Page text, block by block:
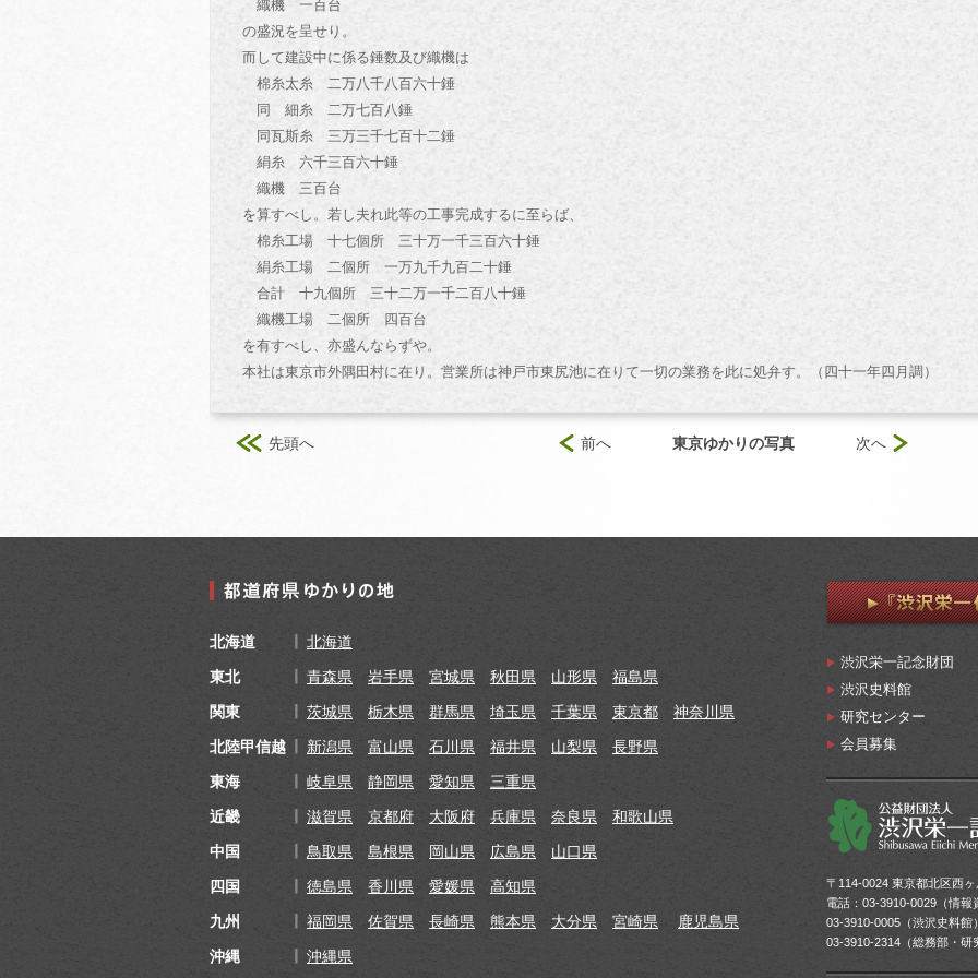
織機 一百台
の盛況を呈せり。
而して建設中に係る錘数及び織機は
棉糸太糸 二万八千八百六十錘
同 細糸 二万七百八錘
同瓦斯糸 三万三千七百十二錘
絹糸 六千三百六十錘
織機 三百台
を算すべし。若し夫れ此等の工事完成するに至らば、
棉糸工場 十七個所 三十万一千三百六十錘
絹糸工場 二個所 一万九千九百二十錘
合計 十九個所 三十二万一千二百八十錘
織機工場 二個所 四百台
を有すべし、亦盛んならずや。
本社は東京市外隅田村に在り。営業所は神戸市東尻池に在りて一切の業務を此に処弁す。（四十一年四月調）
先頭へ 前へ 東京ゆかりの写真 次へ
北海道
北海道
東北
青森県 岩手県 宮城県 秋田県 山形県
福島県
関東
茨城県 栃木県 群馬県 埼玉県 千葉県 東京都
神奈川県
北陸甲信越
新潟県 富山県 石川県 福井県 山梨県
長野県
東海
岐阜県 静岡県 愛知県
三重県
近畿
滋賀県 京都府 大阪府 兵庫県 奈良県
和歌山県
中国
鳥取県 島根県 岡山県 広島県
山口県
四国
徳島県 香川県 愛媛県
高知県
九州
福岡県 佐賀県 長崎県 熊本県 大分県 宮崎県
鹿児島県
沖縄
沖縄県
渋沢栄一記念財団
渋沢史料館
研究センター
会員募集
〒114-0024 東京都北区西
電話：03-3910-0029（情報
03-3910-0005（渋沢史料館
03-3910-2314（総務部・研